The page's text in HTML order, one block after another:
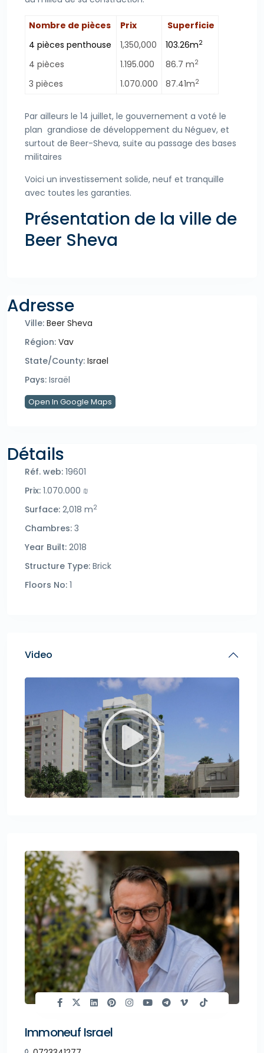
Nombre de pièces Prix
Superficie
4 pièces penthouse
1,350,000 103.26m2
4 pièces 1.195.000 86.7 m2
3 pièces 1.070.000 87.41m2
Par ailleurs le 14 juillet, le gouvernement a voté le
plan grandiose de développement du Néguev, et
surtout de Beer-Sheva, suite au passage des bases
militaires
Voici un investissement solide, neuf et tranquille
avec toutes les garanties.
Présentation de la ville de
Beer Sheva
Adresse
Ville: Beer Sheva
Région: Vav
State/County: Israel
Pays: Israël
Open In Google Maps
Détails
Réf. web: 19601
Prix: 1.070.000 ₪
Surface: 2,018 m2
Chambres: 3
Year Built: 2018
Structure Type: Brick
Floors No: 1
Video
Immoneuf Israel